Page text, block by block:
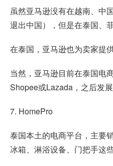
虽然亚马逊没有在越南、中
退出中国），但是在泰国、
在泰国，亚马逊也为卖家提
当然，亚马逊目前在泰国电
Shopee或Lazada，之后发展
7. HomePro
泰国本土的电商平台，主要
冰箱、淋浴设备、门把手这些